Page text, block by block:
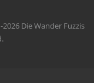
Die Wander Fuzzis